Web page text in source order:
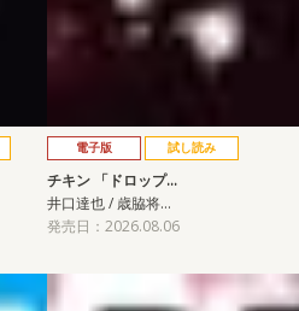
電子版 試し読み
チキン 「ドロップ…
井口達也 / 歳脇将…
発売日：2026.08.06